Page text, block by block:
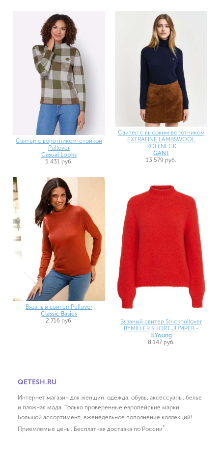
Свитер с воротником-стойкой
Pullover
Casual Looks
5 431 руб.
Свитер с высоким воротником
EXTRAFINE LAMBSWOOL
ROLLNECK
GANT
13 579 руб.
Вязаный свитер Pullover
Classic Basics
2 716 руб.
Вязаный свитер Strickpullover
BYMILLER SHORT JUMPER -
B.Young
8 147 руб.
QETESH.RU
Интернет магазин для женщин: одежда, обувь, аксессуары, белье
и пляжная мода. Только проверенные европейские марки!
Большой ассортимент, еженедельное пополнение коллекций!
Приемлемые цены. Бесплатная доставка по России*.